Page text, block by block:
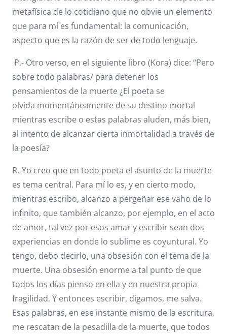
metafísica de lo cotidiano que no obvie un elemento
que para mí es fundamental: la comunicación,
aspecto que es la razón de ser de todo lenguaje.
P.- Otro verso, en el siguiente libro (Kora) dice: “Pero
sobre todo palabras/ para detener los
pensamientos de la muerte ¿El poeta se
olvida momentáneamente de su destino mortal
mientras escribe o estas palabras aluden, más bien,
al intento de alcanzar cierta inmortalidad a través de
la poesía?
R.-Yo creo que en todo poeta el asunto de la muerte
es tema central. Para mí lo es, y en cierto modo,
mientras escribo, alcanzo a pergeñar ese vaho de lo
infinito, que también alcanzo, por ejemplo, en el acto
de amor, tal vez por esos amar y escribir sean dos
experiencias en donde lo sublime es coyuntural. Yo
tengo, debo decirlo, una obsesión con el tema de la
muerte. Una obsesión enorme a tal punto de que
todos los días pienso en ella y en nuestra propia
fragilidad. Y entonces escribir, digamos, me salva.
Esas palabras, en ese instante mismo de la escritura,
me rescatan de la pesadilla de la muerte, que todos